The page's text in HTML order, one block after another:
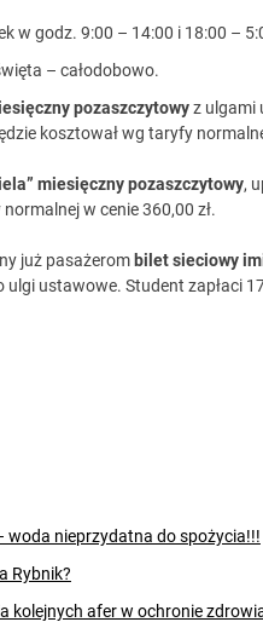
w godz. 9:00 – 14:00 i 18:00 –
– całodobowo.
pozaszczytowyz ulgami
kosztował wg taryfy
miesięczny pozaszczytowy,
w cenie 360,00 zł.
już pasażerom bilet sieciowy
ulgi ustawowe. Student zapłaci
woda nieprzydatna do spożycia!!!
Rybnik?
kolejnych afer w ochronie